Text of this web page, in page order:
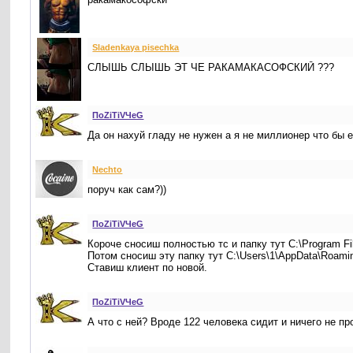
Sladenkaya pisechka
СЛЫШЬ СЛЫШЬ ЭТ ЧЕ РАКАМАКАСОФСКИЙ ???
ПоZiTiVЧeG
Да он нахуй гладу не нужен а я не миллионер что бы
Nechto
поруч как сам?))
ПоZiTiVЧeG
Короче сносиш полностью тс и папку тут C:\Program
Потом сносиш эту папку тут
Ставиш клиент по новой.
ПоZiTiVЧeG
А что с ней? Вроде 122 человека сидит и ничего не